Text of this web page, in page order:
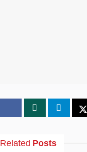
Related Posts